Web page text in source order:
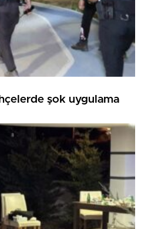
şok uygulama